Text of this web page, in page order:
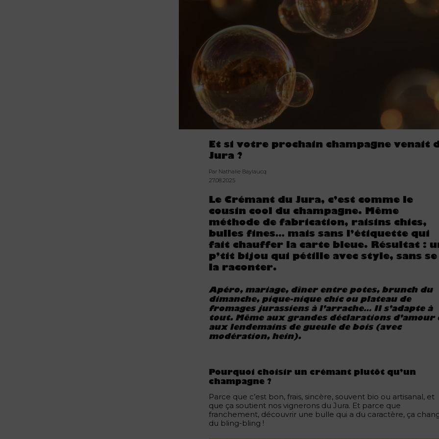
Et si votre prochain champagne venait
Jura ?
Par Nathalie Baylaucq
27.08.2025
Le Crémant du Jura, c’est comme le
cousin cool du champagne. Même
méthode de fabrication, raisins chics,
bulles fines… mais sans l’étiquette qui
fait chauffer la carte bleue. Résultat :
p’tit bijou qui pétille avec style, sans se
la raconter.
Apéro, mariage, dîner entre potes, brunch du
dimanche, pique-nique chic ou plateau de
fromages jurassiens à l’arrache… Il s’adapte à
tout. Même aux grandes déclarations d’amour
aux lendemains de gueule de bois (avec
modération, hein).
Pourquoi choisir un crémant plutôt qu’un
champagne ?
Parce que c’est bon, frais, sincère, souvent bio ou artisanal, et
que ça soutient nos vignerons du Jura. Et parce que
franchement, découvrir une bulle qui a du caractère, ça
du bling-bling !